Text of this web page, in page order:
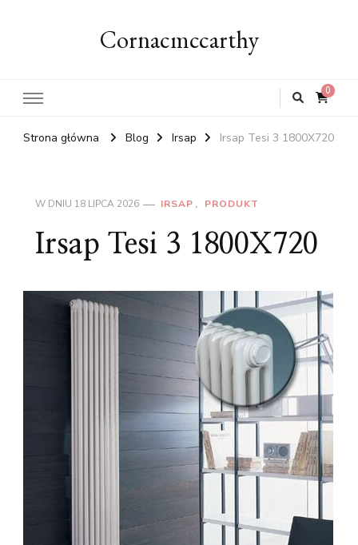
Cornacmccarthy
0
Strona główna Blog Irsap Irsap Tesi 3 1800X720
W DNIU 18 LIPCA 2026 IRSAP PRODUKT
Irsap Tesi 3 1800X720